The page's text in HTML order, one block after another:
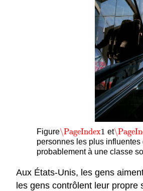
Figure\PageIndex1
\PageIndex1 et
personnes les plus
probablement à une classe
Aux États-Unis, les gens
les gens contrôlent leur propre